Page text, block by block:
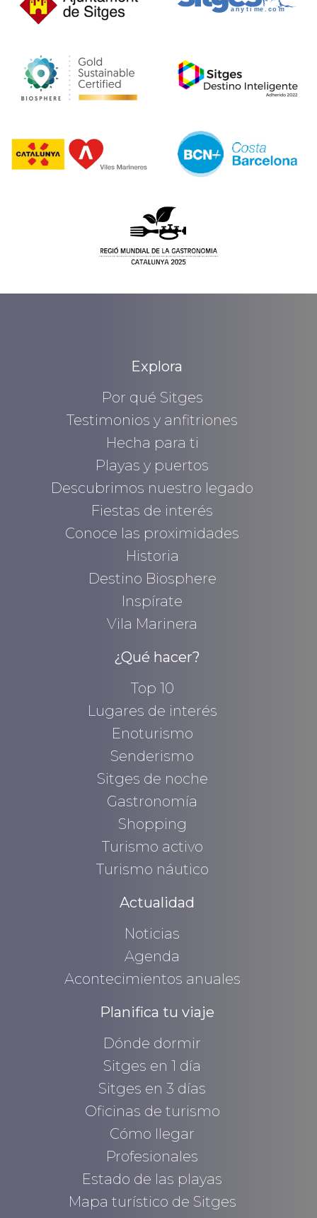
Explora
Por qué Sitges
Testimonios y anfitriones
Hecha para ti
Playas y puertos
Descubrimos nuestro legado
Fiestas de interés
Conoce las proximidades
Historia
Destino Biosphere
Inspírate
Vila Marinera
¿Qué hacer?
Top 10
Lugares de interés
Enoturismo
Senderismo
Sitges de noche
Gastronomía
Shopping
Turismo activo
Turismo náutico
Actualidad
Noticias
Agenda
Acontecimientos anuales
Planifica tu viaje
Dónde dormir
Sitges en 1 día
Sitges en 3 días
Oficinas de turismo
Cómo llegar
Profesionales
Estado de las playas
Mapa turístico de Sitges